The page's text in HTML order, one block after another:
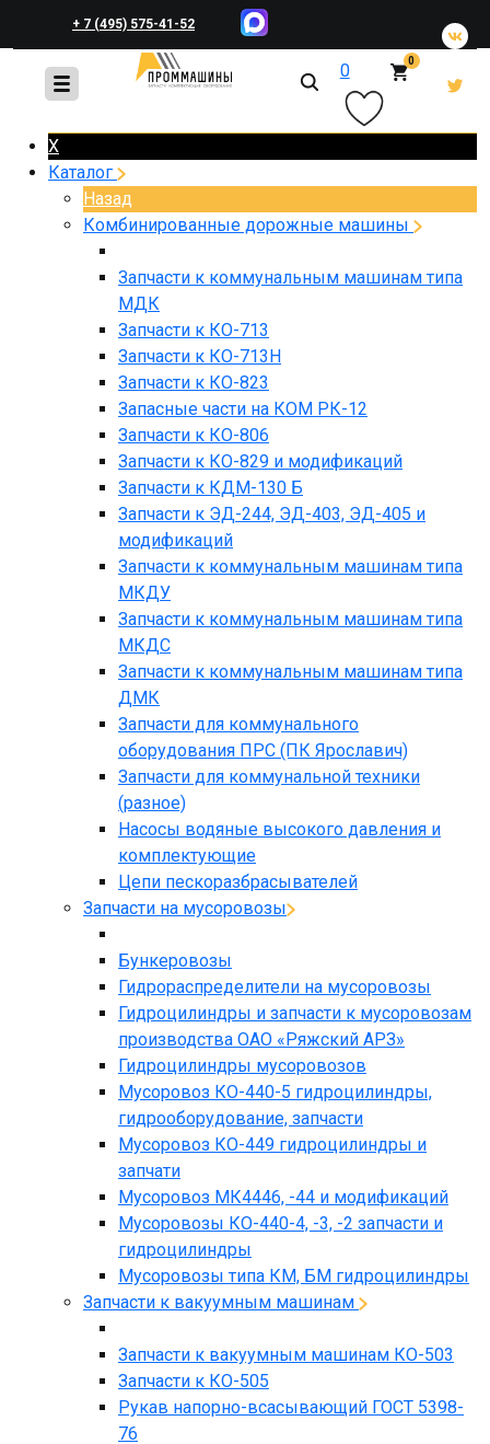
+ 7 (495) 575-41-52
+ 7 (495) 648-45-83 0 0
X
Каталог
Назад
Комбинированные дорожные машины
Запчасти к коммунальным машинам типа
МДК
Запчасти к КО-713
Запчасти к КО-713Н
Запчасти к КО-823
Запасные части на КОМ РК-12
Запчасти к КО-806
Запчасти к КО-829 и модификаций
Запчасти к КДМ-130 Б
Запчасти к ЭД-244, ЭД-403, ЭД-405 и
модификаций
Запчасти к коммунальным машинам типа
МКДУ
Запчасти к коммунальным машинам типа
МКДС
Запчасти к коммунальным машинам типа
ДМК
Запчасти для коммунального
оборудования ПРС (ПК Ярославич)
Запчасти для коммунальной техники
(разное)
Насосы водяные высокого давления и
комплектующие
Цепи пескоразбрасывателей
Запчасти на мусоровозы
Бункеровозы
Гидрораспределители на мусоровозы
Гидроцилиндры и запчасти к мусоровозам
производства ОАО «Ряжский АРЗ»
Гидроцилиндры мусоровозов
Мусоровоз КО-440-5 гидроцилиндры,
гидрооборудование, запчасти
Мусоровоз КО-449 гидроцилиндры и
запчати
Мусоровоз МК4446, -44 и модификаций
Мусоровозы КО-440-4, -3, -2 запчасти и
гидроцилиндры
Мусоровозы типа КМ, БМ гидроцилиндры
Запчасти к вакуумным машинам
Запчасти к вакуумным машинам КО-503
Запчасти к КО-505
Рукав напорно-всасывающий ГОСТ 5398-
76